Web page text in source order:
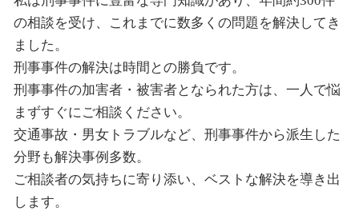
の相談を受け、これまでに数多くの問題を解決してき
ました。
刑事事件の解決は時間との勝負です。
刑事事件の加害者・被害者となられた方は、一人で悩
まずすぐにご相談ください。
交通事故・男女トラブルなど、刑事事件から派生した
分野も解決事例多数。
ご相談者の気持ちに寄り添い、ベストな解決を導き出
します。